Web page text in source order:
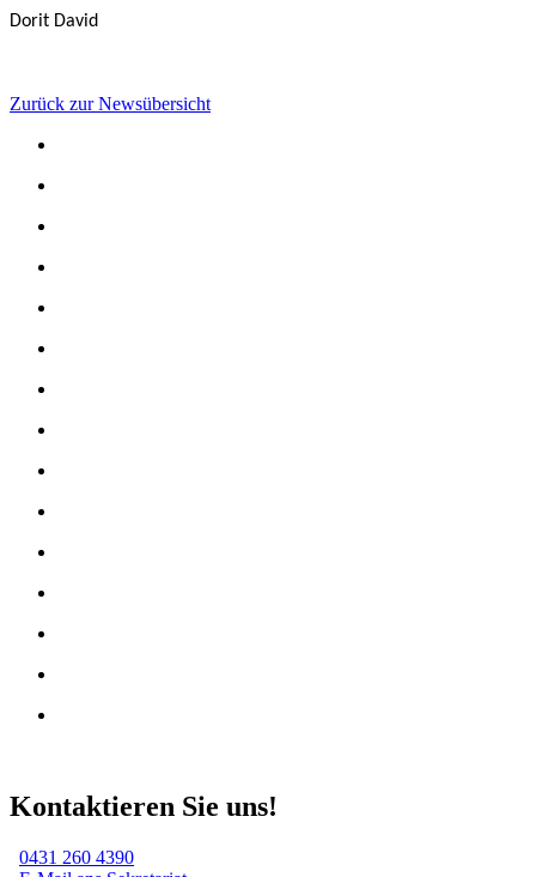
Dorit David
Zurück zur Newsübersicht
Kontaktieren Sie uns!
0431 260 4390